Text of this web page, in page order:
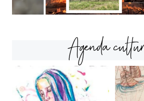
Agenda